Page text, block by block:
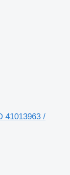
41013963 /